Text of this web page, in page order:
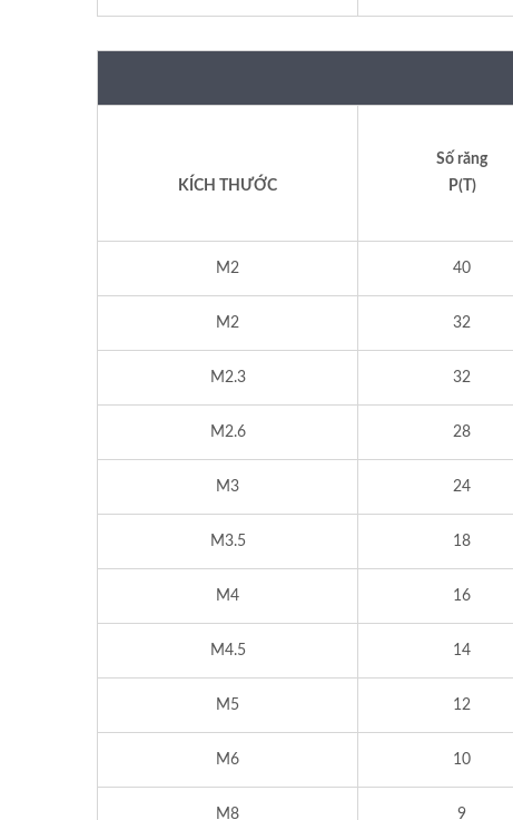
KÍCH THƯỚC
Số răng
P(T)
M2 40
M2 32
M2.3 32
M2.6 28
M3 24
M3.5 18
M4 16
M4.5 14
M5 12
M6 10
M8 9